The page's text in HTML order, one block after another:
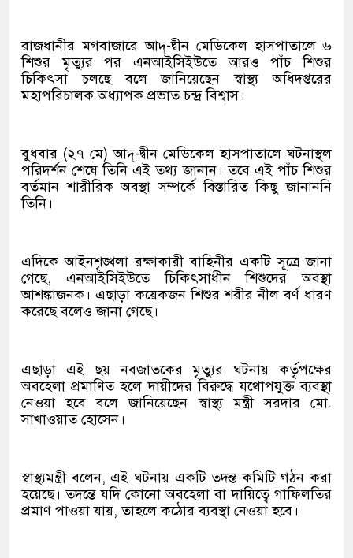
রাজধানীর মগবাজারে আদ্-দ্বীন মেডিকেল হাসপাতালে ৬
শিশুর মৃত্যুর পর এনআইসিইউতে আরও পাঁচ শিশুর
চিকিৎসা চলছে বলে জানিয়েছেন স্বাস্থ্য অধিদপ্তরের
মহাপরিচালক অধ্যাপক প্রভাত চন্দ্র বিশ্বাস।
বুধবার (২৭ মে) আদ্-দ্বীন মেডিকেল হাসপাতালে ঘটনাস্থল
পরিদর্শন শেষে তিনি এই তথ্য জানান। তবে এই পাঁচ শিশুর
বর্তমান শারীরিক অবস্থা সম্পর্কে বিস্তারিত কিছু জানাননি
তিনি।
এদিকে আইনশৃঙ্খলা রক্ষাকারী বাহিনীর একটি সূত্রে জানা
গেছে, এনআইসিইউতে চিকিৎসাধীন শিশুদের অবস্থা
আশঙ্কাজনক। এছাড়া কয়েকজন শিশুর শরীর নীল বর্ণ ধারণ
করেছে বলেও জানা গেছে।
এছাড়া এই ছয় নবজাতকের মৃত্যুর ঘটনায় কর্তৃপক্ষের
অবহেলা প্রমাণিত হলে দায়ীদের বিরুদ্ধে যথোপযুক্ত ব্যবস্থা
নেওয়া হবে বলে জানিয়েছেন স্বাস্থ্য মন্ত্রী সরদার মো.
সাখাওয়াত হোসেন।
স্বাস্থ্যমন্ত্রী বলেন, এই ঘটনায় একটি তদন্ত কমিটি গঠন করা
হয়েছে। তদন্তে যদি কোনো অবহেলা বা দায়িত্বে গাফিলতির
প্রমাণ পাওয়া যায়, তাহলে কঠোর ব্যবস্থা নেওয়া হবে।